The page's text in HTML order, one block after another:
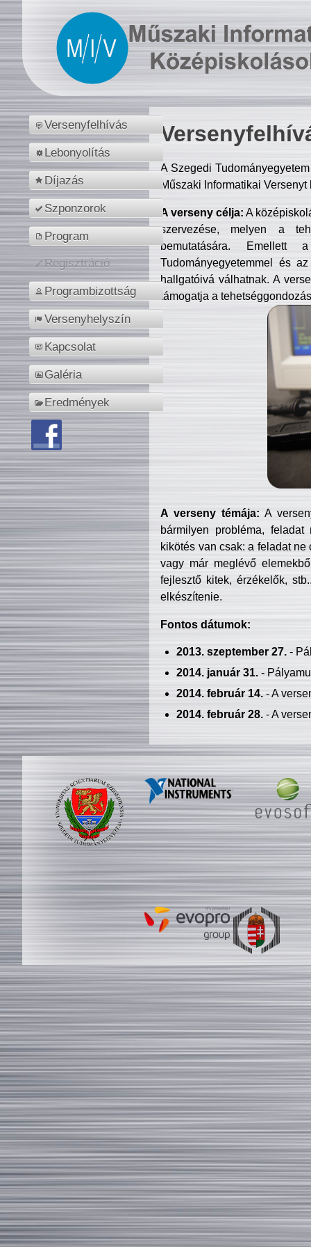
Versenyfelhívás
Lebonyolítás
Díjazás
Szponzorok
Program
Regisztráció
Programbizottság
Versenyhelyszín
Kapcsolat
Galéria
Eredmények
A Szegedi
Műszaki Informatikai
A verseny célja: A
szervezése, melyen a
bemutatására. Emellett
Tudományegyetemmel és
hallgatóivá válhatnak. A
támogatja a
A verseny témája: A
bármilyen probléma, feladat
kikötés van csak: a feladat
vagy már meglévő
fejlesztő kitek, érzékelők,
elkészítenie.
Fontos dátumok:
2013. szeptember 27.-
2014. január 31.-
2014. február 14.- A
2014. február 28.- A